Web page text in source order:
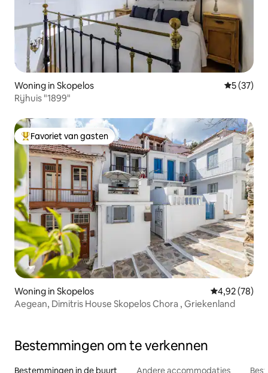
Woning in Skopelos
5 (37)
Rijhuis "1899"
Topfavoriet van gasten
Favoriet van gasten
Woning in Skopelos Gemiddelde
4,92 (78)
Aegean, Dimitris House Skopelos Chora , Griekenland
Bestemmingen om te verkennen
Bestemmingen in de buurt Andere accommodaties